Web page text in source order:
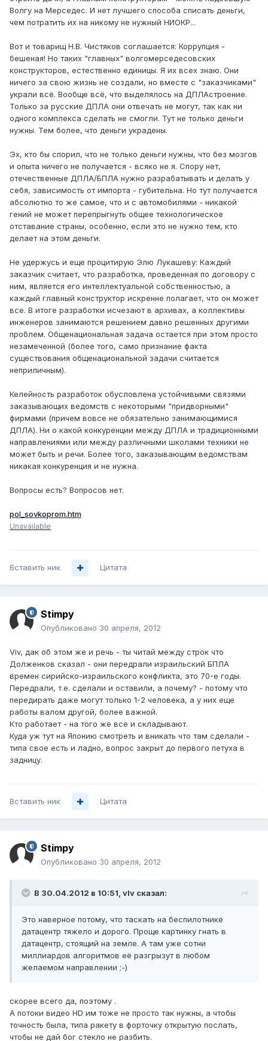
Волгу на Мерседес. И нет лучшего способа списать деньги,
чем потратить их на никому не нужный НИОКР...
Вот и товарищ Н.В. Чистяков соглашается: Коррупция -
бешеная! Но таких "главных" волгомерседесовских
конструкторов, естественно единицы. Я их всех знаю. Они
ничего за свою жизнь не создали, но вместе с "заказчиками"
украли всё. Вообще всё, что выделялось на ДПЛАстроение.
Только за русские ДПЛА они отвечать не могут, так как ни
одного комплекса сделать не смогли. Тут не только деньги
нужны. Тем более, что деньги украдены.
Эх, кто бы спорил, что не только деньги нужны, что без мозгов
и опыта ничего не получается - всяко не я. Спору нет,
отечественные ДПЛА/БПЛА нужно разрабатывать и делать у
себя, зависимость от импорта - губительна. Но тут получается
абсолютно то же самое, что и с автомобилями - никакой
гений не может перепрыгнуть общее технологическое
отставание страны, особенно, если это не нужно тем, кто
делает на этом деньги.
Не удержусь и еще процитирую Элю Лукашеву: Каждый
заказчик считает, что разработка, проведенная по договору с
ним, является его интеллектуальной собственностью, а
каждый главный конструктор искренне полагает, что он может
все. В итоге разработки исчезают в архивах, а коллективы
инженеров занимаются решением давно решенных другими
проблем. Общенациональная задача остается при этом просто
незамеченной (более того, само признание факта
существования общенациональной задачи считается
неприличным).
Келейность разработок обусловлена устойчивыми связями
заказывающих ведомств с некоторыми "придворными"
фирмами (причем вовсе не обязательно занимающимися
ДПЛА). Ни о какой конкуренции между ДПЛА и традиционными
направлениями или между различными школами техники не
может быть и речи. Более того, заказывающим ведомствам
никакая конкуренция и не нужна.
Вопросы есть? Вопросов нет.
pol_sovkoprom.htm
Unavailable
Вставить ник Цитата
Stimpy
Опубликовано 30 апреля, 2012
Viv, дак об этом же и речь - ты читай между строк что
Долженков сказал - они передрали израильский БПЛА
времен сирийско-израильского конфликта, это 70-е годы.
Передрали, т.е. сделали и оставили, а почему? - потому что
передирать даже могут только 1-2 человека, а у них еще
работы валом другой, более важной.
Кто работает - на того же все и складывают.
Куда уж тут на Японию смотреть и вникать что там сделали -
типа свое есть и ладно, вопрос закрыт до первого петуха в
задницу.
Вставить ник Цитата
Stimpy
Опубликовано 30 апреля, 2012
В 30.04.2012 в 10:51, vIv сказал:
Это наверное потому, что таскать на беспилотнике
датацентр тяжело и дорого. Проще картинку гнать в
датацентр, стоящий на земле. А там уже сотни
миллиардов алгоритмов её разгрызут в любом
желаемом направлении ;-)
скорее всего да, поэтому .
А потоки видео HD им тоже не просто так нужны, а чтобы
точность была, типа ракету в форточку открытую послать,
чтобы не дай бог стекло не разбить.